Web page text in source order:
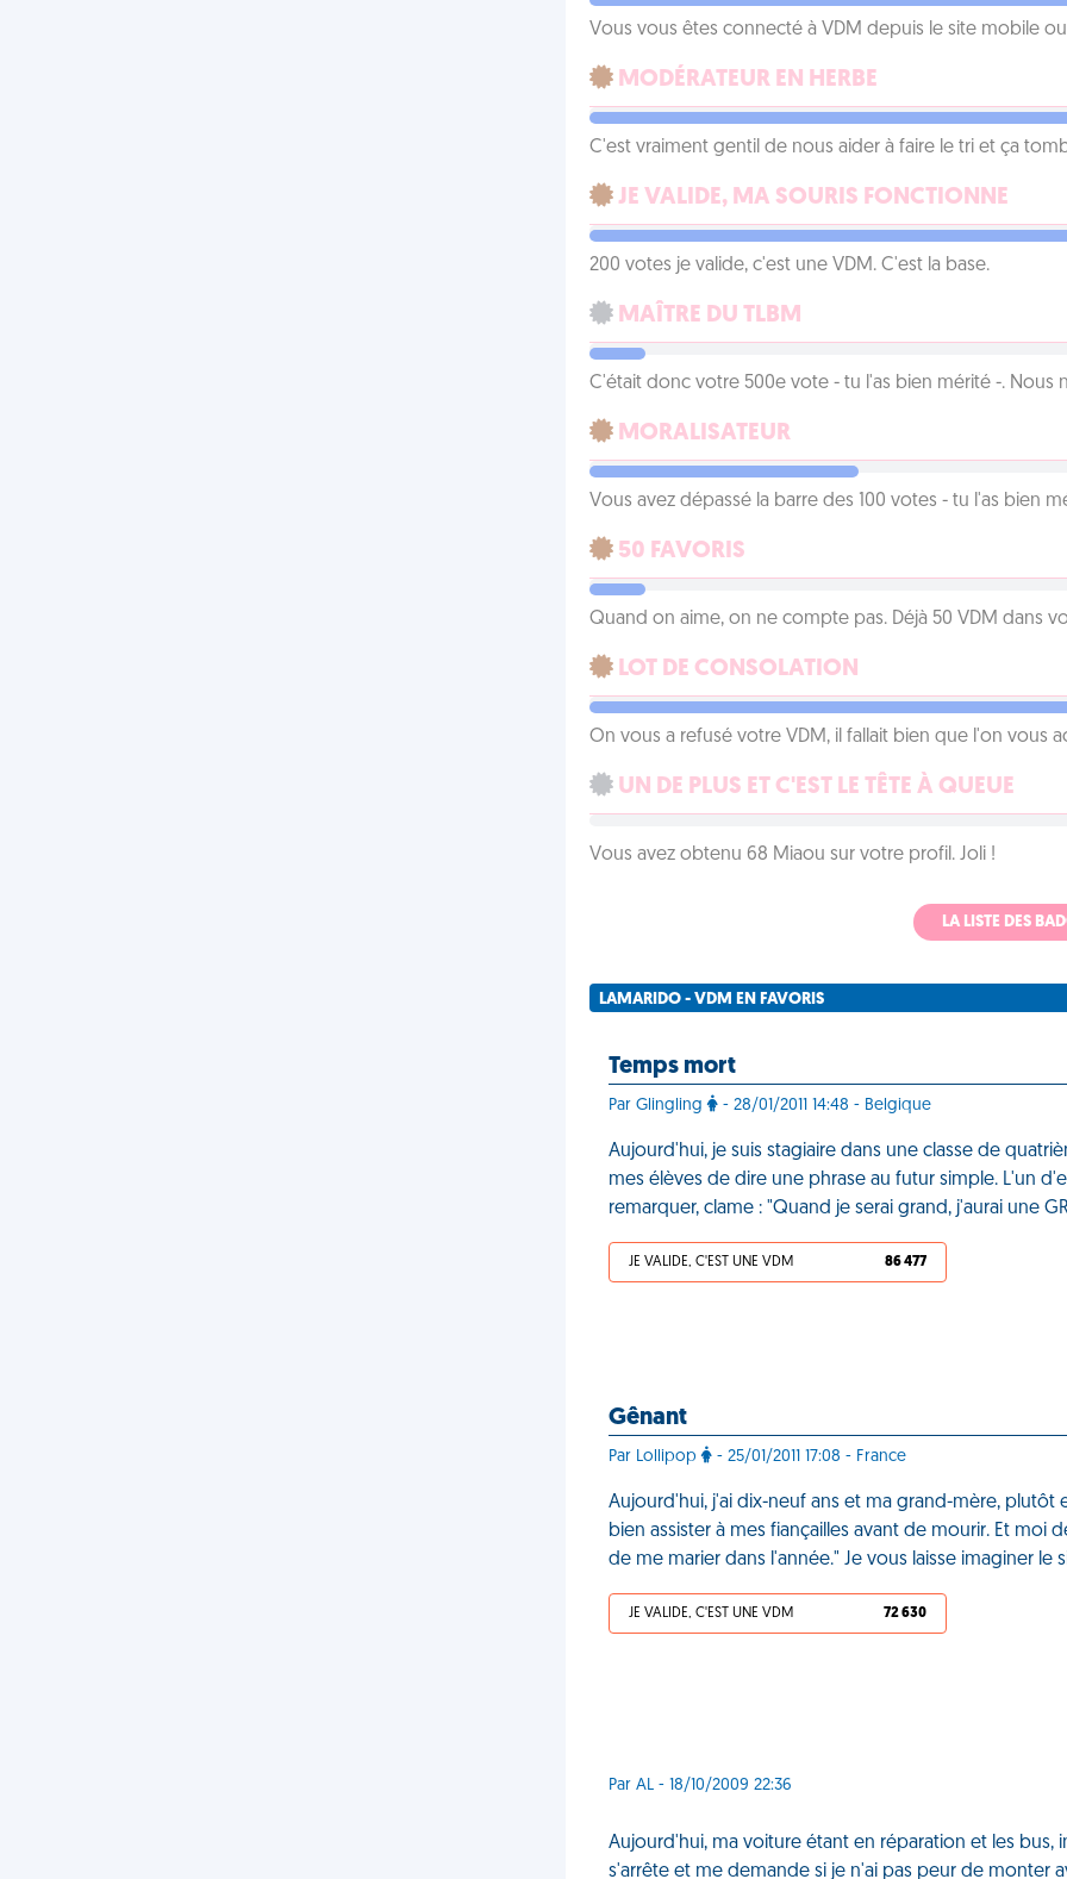
Vous vous êtes connecté à VDM depuis le site mobile
MODÉRATEUR EN HERBE
C'est vraiment gentil de nous aider à faire le tri et ça
JE VALIDE, MA SOURIS FONCTIONNE
200 votes je valide, c'est une VDM. C'est la base.
MAÎTRE DU TLBM
C'était donc votre 500e vote - tu l'as bien mérité -. Nous
MORALISATEUR
Vous avez dépassé la barre des 100 votes - tu l'as bien
50 FAVORIS
Quand on aime, on ne compte pas. Déjà 50 VDM dans
LOT DE CONSOLATION
On vous a refusé votre VDM, il fallait bien que l'on vous
UN DE PLUS ET C'EST LE TÊTE À QUEUE
Vous avez obtenu 68 Miaou sur votre profil. Joli !
LA LISTE DES
LAMARIDO - VDM EN FAVORIS
Temps mort
Par Glingling - 28/01/2011 14:48 - Belgique
Aujourd'hui, je suis stagiaire dans une classe de
mes élèves de dire une phrase au futur simple. L'un
remarquer, clame : "Quand je serai grand, j'aurai une
JE VALIDE, C'EST UNE VDM 86 477
Gênant
Par Lollipop - 25/01/2011 17:08 - France
Aujourd'hui, j'ai dix-neuf ans et ma grand-mère,
bien assister à mes fiançailles avant de mourir. Et moi
de me marier dans l'année." Je vous laisse imaginer le
JE VALIDE, C'EST UNE VDM 72 630
Par AL - 18/10/2009 22:36
Aujourd'hui, ma voiture étant en réparation et les
s'arrête et me demande si je n'ai pas peur de monter